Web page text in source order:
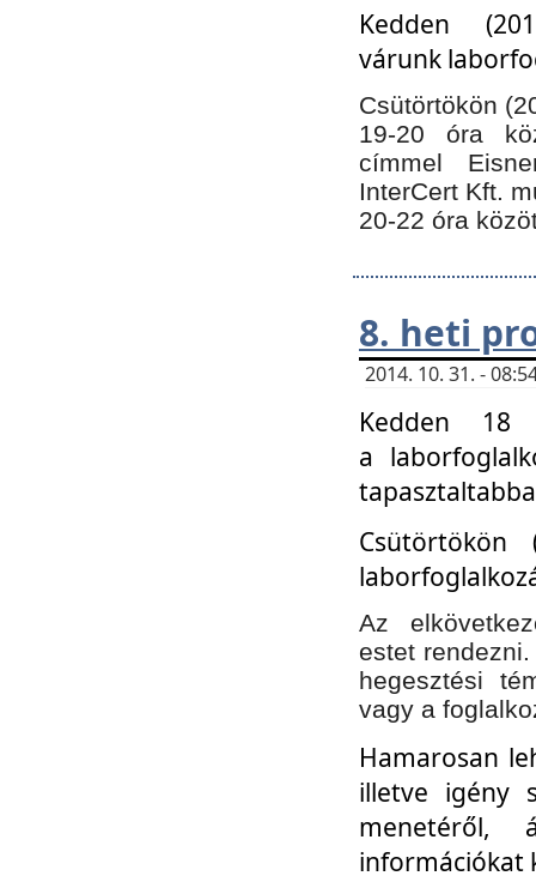
Kedden
várunk
Csütörtökön
19-20 óra
címmel
InterCert Kft.
20-22 óra
8. heti
2014. 10. 31. -
Kedden 18
a
Az
estet
hegesztési
vagy a
Hamarosan
illetve igény
menetéről,
információkat